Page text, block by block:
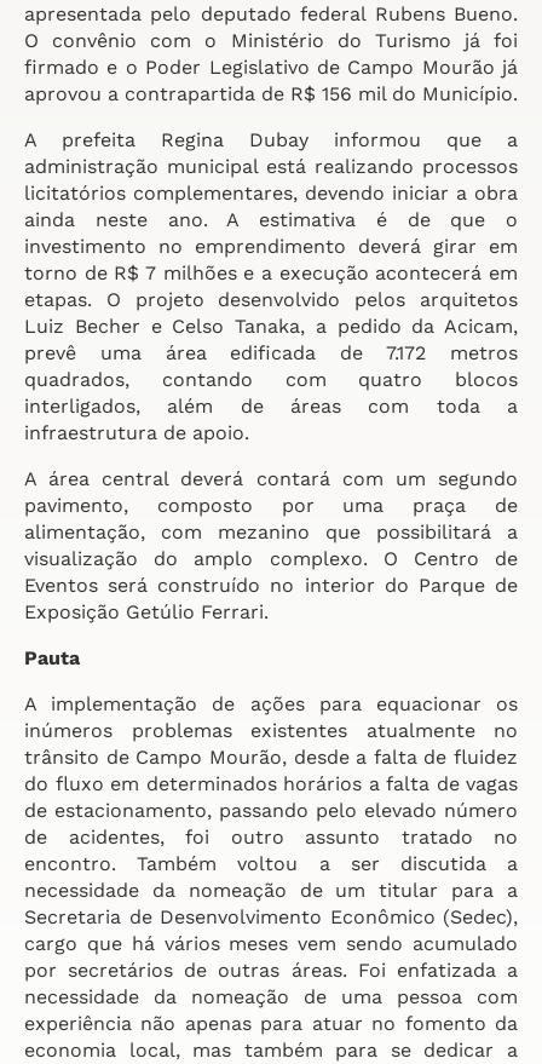
apresentada pelo deputado federal Rubens Bueno.
O convênio com o Ministério do Turismo já foi
firmado e o Poder Legislativo de Campo Mourão já
aprovou a contrapartida de R$ 156 mil do Município.
A prefeita Regina Dubay informou que a
administração municipal está realizando processos
licitatórios complementares, devendo iniciar a obra
ainda neste ano. A estimativa é de que o
investimento no emprendimento deverá girar em
torno de R$ 7 milhões e a execução acontecerá em
etapas. O projeto desenvolvido pelos arquitetos
Luiz Becher e Celso Tanaka, a pedido da Acicam,
prevê uma área edificada de 7.172 metros
quadrados, contando com quatro blocos
interligados, além de áreas com toda a
infraestrutura de apoio.
A área central deverá contará com um segundo
pavimento, composto por uma praça de
alimentação, com mezanino que possibilitará a
visualização do amplo complexo. O Centro de
Eventos será construído no interior do Parque de
Exposição Getúlio Ferrari.
Pauta
A implementação de ações para equacionar os
inúmeros problemas existentes atualmente no
trânsito de Campo Mourão, desde a falta de fluidez
do fluxo em determinados horários a falta de vagas
de estacionamento, passando pelo elevado número
de acidentes, foi outro assunto tratado no
encontro. Também voltou a ser discutida a
necessidade da nomeação de um titular para a
Secretaria de Desenvolvimento Econômico (Sedec),
cargo que há vários meses vem sendo acumulado
por secretários de outras áreas. Foi enfatizada a
necessidade da nomeação de uma pessoa com
experiência não apenas para atuar no fomento da
economia local, mas também para se dedicar a